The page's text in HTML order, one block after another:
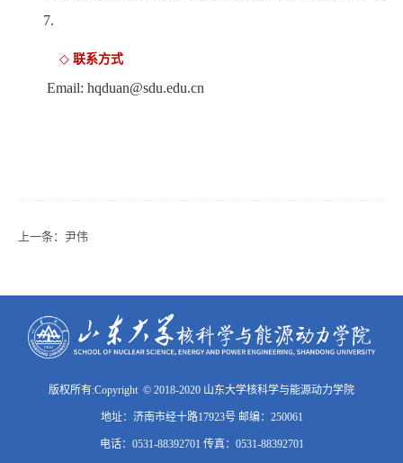
7.
◇ 联系方式
Email: hqduan@sdu.edu.cn
上一条： 尹伟
版权所有:Copyright © 2018-2020 山东大学核科学与能源动力学院
地址：济南市经十路17923号 邮编：250061
电话：0531-88392701 传真：0531-88392701